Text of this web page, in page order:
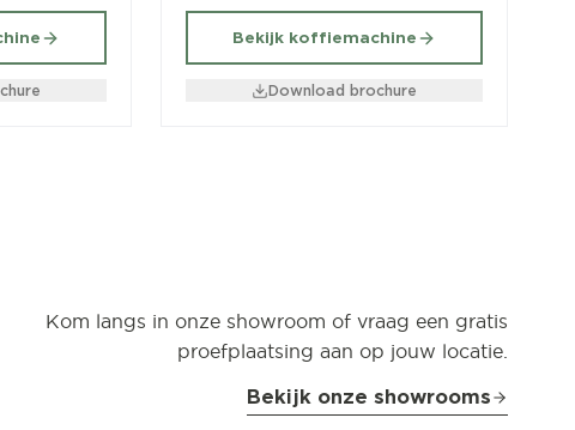
Bekijk koffiemachine
Download brochure
Kom langs in onze showroom of vraag een gratis
proefplaatsing aan op jouw locatie.
Bekijk onze showrooms